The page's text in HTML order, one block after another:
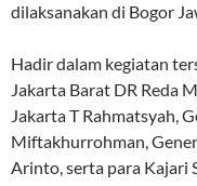
dilaksanakan di Bogor
Hadir dalam kegiatan
Jakarta Barat DR Reda
Jakarta T Rahmatsyah,
Miftakhurrohman,
Arinto, serta para Kajari